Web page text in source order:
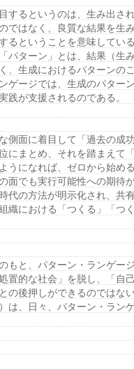
するというのは、生み出さ
ではなく、良質な結果を生
るということを意味してい
パターン」とは、結果（生
、生成におけるパターンの
ゲージでは、生成のパター
践が支援されるのである。
側面に着目して「過去の成
にまとめ、それを踏まえて
うになれば、ゼロから始め
面でも実行可能性への期待
代の方法が明示化され、共
織における「つくる」「つ
もと、パターン・ランゲー
置的な社会」を脱し、「自
の後押しができるのでは
は、日々、パターン・ラン